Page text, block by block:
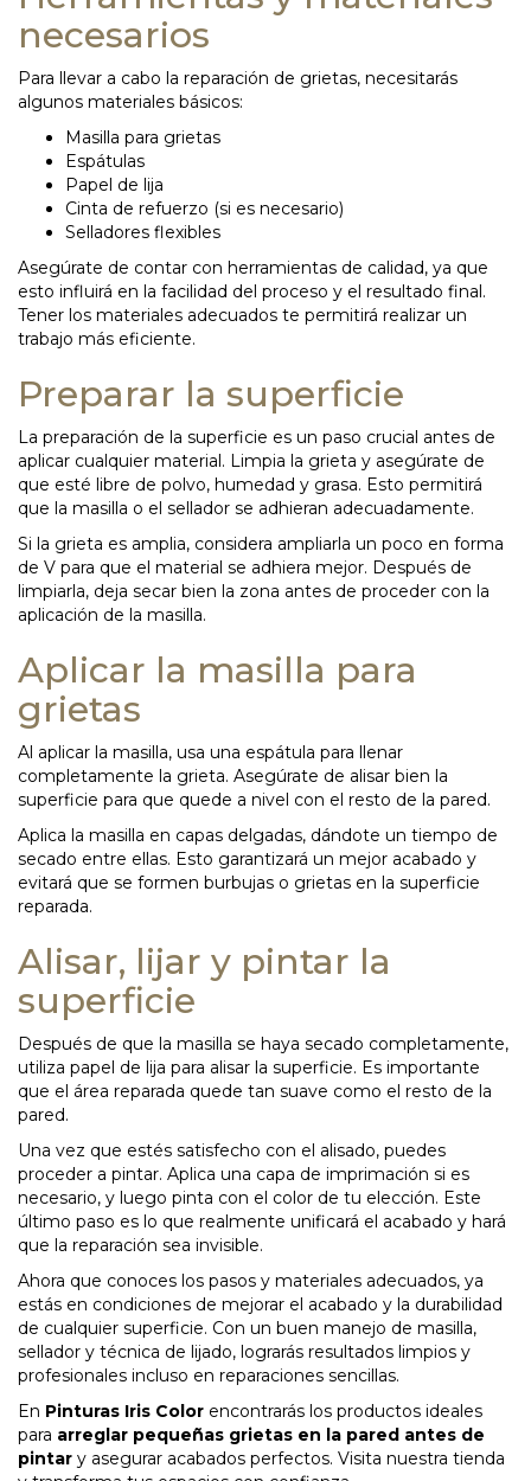
necesarios
Para llevar a cabo la reparación de grietas, necesitarás
algunos materiales básicos:
Masilla para grietas
Espátulas
Papel de lija
Cinta de refuerzo (si es necesario)
Selladores flexibles
Asegúrate de contar con herramientas de calidad, ya que
esto influirá en la facilidad del proceso y el resultado final.
Tener los materiales adecuados te permitirá realizar un
trabajo más eficiente.
Preparar la superficie
La preparación de la superficie es un paso crucial antes de
aplicar cualquier material. Limpia la grieta y asegúrate de
que esté libre de polvo, humedad y grasa. Esto permitirá
que la masilla o el sellador se adhieran adecuadamente.
Si la grieta es amplia, considera ampliarla un poco en forma
de V para que el material se adhiera mejor. Después de
limpiarla, deja secar bien la zona antes de proceder con la
aplicación de la masilla.
Aplicar la masilla para
grietas
Al aplicar la masilla, usa una espátula para llenar
completamente la grieta. Asegúrate de alisar bien la
superficie para que quede a nivel con el resto de la pared.
Aplica la masilla en capas delgadas, dándote un tiempo de
secado entre ellas. Esto garantizará un mejor acabado y
evitará que se formen burbujas o grietas en la superficie
reparada.
Alisar, lijar y pintar la
superficie
Después de que la masilla se haya secado completamente,
utiliza papel de lija para alisar la superficie. Es importante
que el área reparada quede tan suave como el resto de la
pared.
Una vez que estés satisfecho con el alisado, puedes
proceder a pintar. Aplica una capa de imprimación si es
necesario, y luego pinta con el color de tu elección. Este
último paso es lo que realmente unificará el acabado y hará
que la reparación sea invisible.
Ahora que conoces los pasos y materiales adecuados, ya
estás en condiciones de mejorar el acabado y la durabilidad
de cualquier superficie. Con un buen manejo de masilla,
sellador y técnica de lijado, lograrás resultados limpios y
profesionales incluso en reparaciones sencillas.
En Pinturas Iris Color encontrarás los productos ideales
para arreglar pequeñas grietas en la pared antes de
pintar y asegurar acabados perfectos. Visita nuestra tienda